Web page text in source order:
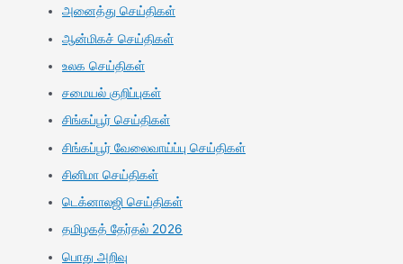
அனைத்து செய்திகள்
ஆன்மிகச் செய்திகள்
உலக செய்திகள்
சமையல் குறிப்புகள்
சிங்கப்பூர் செய்திகள்
சிங்கப்பூர் வேலைவாய்ப்பு செய்திகள்
சினிமா செய்திகள்
டெக்னாலஜி செய்திகள்
தமிழகத் தேர்தல் 2026
பொது அறிவு